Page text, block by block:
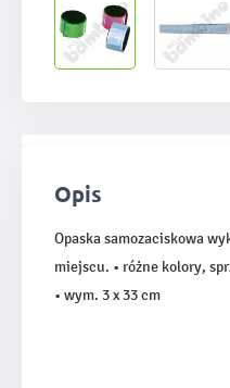
Opis
Opaska samozaciskowa
miejscu. • różne kolory,
• wym. 3 x 33 cm